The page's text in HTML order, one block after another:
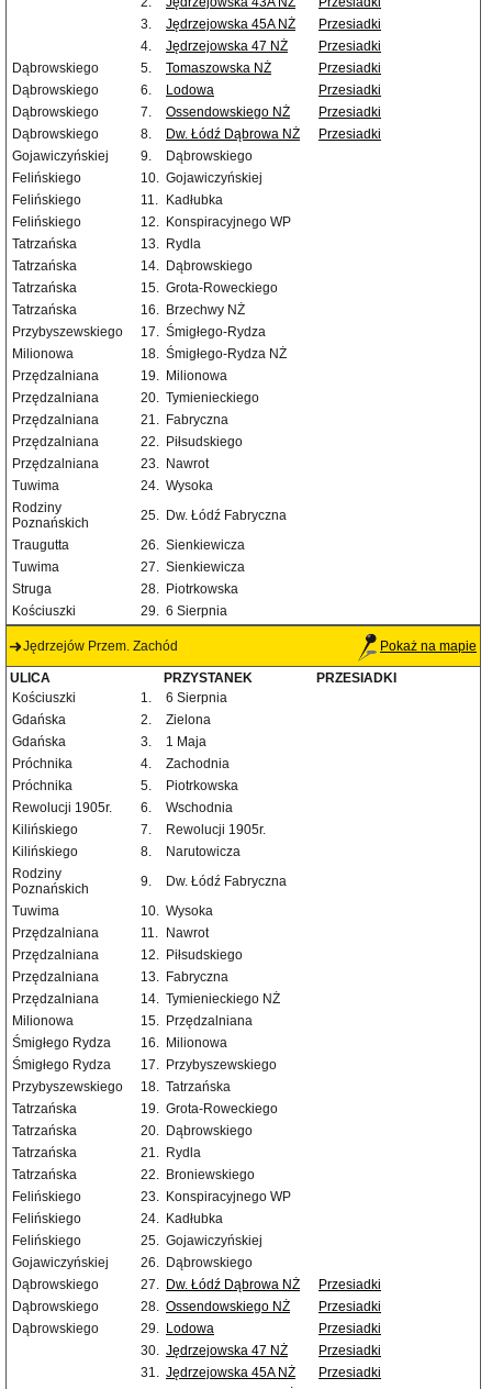
3.
Jędrzejowska 45A NŻ
Przesiadki
4.
Jędrzejowska 47 NŻ
Przesiadki
Dąbrowskiego
5. Tomaszowska NŻ
Przesiadki
Dąbrowskiego
6. Lodowa
Przesiadki
Dąbrowskiego
7. Ossendowskiego NŻ
Przesiadki
Dąbrowskiego
8. Dw. Łódź Dąbrowa NŻ
Przesiadki
Gojawiczyńskiej
9.
Dąbrowskiego
Felińskiego
10. Gojawiczyńskiej
Felińskiego
11.
Kadłubka
Felińskiego
12. Konspiracyjnego WP
Tatrzańska
13. Rydla
Tatrzańska
14. Dąbrowskiego
Tatrzańska
15. Grota-Roweckiego
Tatrzańska
16. Brzechwy NŻ
Przybyszewskiego
17. Śmigłego-Rydza
Milionowa
18. Śmigłego-Rydza NŻ
Przędzalniana
19. Milionowa
Przędzalniana
20. Tymienieckiego
Przędzalniana
21. Fabryczna
Przędzalniana
22. Piłsudskiego
Przędzalniana
23. Nawrot
Tuwima
24. Wysoka
Rodziny
Poznańskich
25. Dw. Łódź Fabryczna
Traugutta
26. Sienkiewicza
Tuwima
27. Sienkiewicza
Struga
28. Piotrkowska
Kościuszki
29. 6 Sierpnia
Jędrzejów Przem. Zachód Pokaż na mapie
ULICA PRZYSTANEK
PRZESIADKI
Kościuszki
1.
6 Sierpnia
Gdańska
2.
Zielona
Gdańska
3.
1 Maja
Próchnika
4.
Zachodnia
Próchnika
5.
Piotrkowska
Rewolucji 1905r.
6.
Wschodnia
Kilińskiego
7.
Rewolucji 1905r.
Kilińskiego
8.
Narutowicza
Rodziny
Poznańskich
9.
Dw. Łódź Fabryczna
Tuwima
10. Wysoka
Przędzalniana
11.
Nawrot
Przędzalniana
12. Piłsudskiego
Przędzalniana
13. Fabryczna
Przędzalniana
14. Tymienieckiego NŻ
Milionowa
15. Przędzalniana
Śmigłego Rydza
16. Milionowa
Śmigłego Rydza
17. Przybyszewskiego
Przybyszewskiego
18. Tatrzańska
Tatrzańska
19. Grota-Roweckiego
Tatrzańska
20. Dąbrowskiego
Tatrzańska
21. Rydla
Tatrzańska
22. Broniewskiego
Felińskiego
23. Konspiracyjnego WP
Felińskiego
24. Kadłubka
Felińskiego
25. Gojawiczyńskiej
Gojawiczyńskiej
26. Dąbrowskiego
Dąbrowskiego
27. Dw. Łódź Dąbrowa NŻ
Przesiadki
Dąbrowskiego
28. Ossendowskiego NŻ
Przesiadki
Dąbrowskiego
29. Lodowa
Przesiadki
30. Jędrzejowska 47 NŻ
Przesiadki
31. Jędrzejowska 45A NŻ
Przesiadki